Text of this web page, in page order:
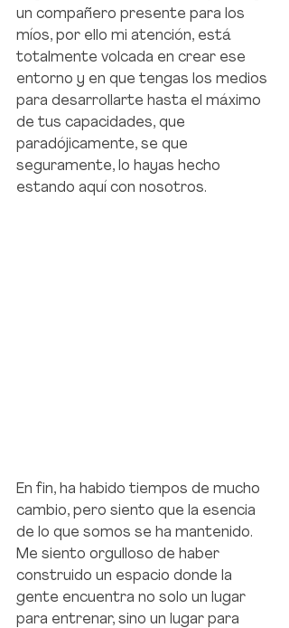
un compañero presente para los
míos, por ello mi atención, está
totalmente volcada en crear ese
entorno y en que tengas los medios
para desarrollarte hasta el máximo
de tus capacidades, que
paradójicamente, se que
seguramente, lo hayas hecho
estando aquí con nosotros.
En fin, ha habido tiempos de mucho
cambio, pero siento que la esencia
de lo que somos se ha mantenido.
Me siento orgulloso de haber
construido un espacio donde la
gente encuentra no solo un lugar
para entrenar, sino un lugar para